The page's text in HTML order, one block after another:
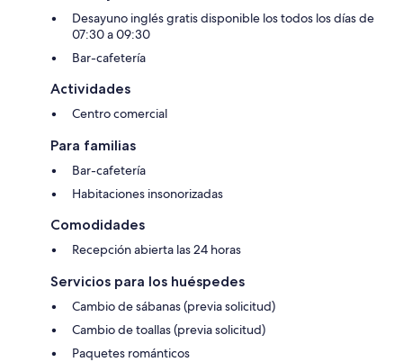
Desayuno inglés gratis disponible los todos los días de
07:30 a 09:30
Bar-cafetería
Actividades
Centro comercial
Para familias
Bar-cafetería
Habitaciones insonorizadas
Comodidades
Recepción abierta las 24 horas
Servicios para los huéspedes
Cambio de sábanas (previa solicitud)
Cambio de toallas (previa solicitud)
Paquetes románticos